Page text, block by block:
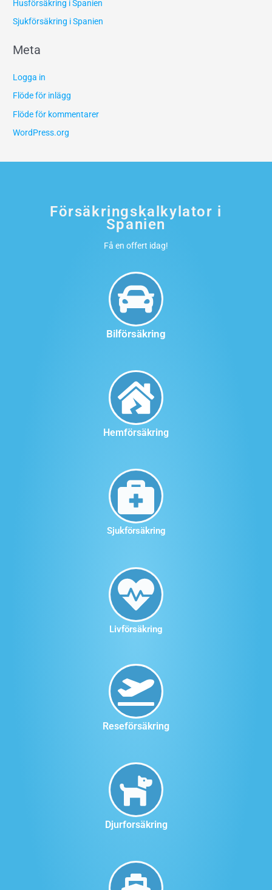
Husförsäkring i Spanien
Sjukförsäkring i Spanien
Meta
Logga in
Flöde för inlägg
Flöde för kommentarer
WordPress.org
Försäkringskalkylator i
Spanien
Få en offert idag!
Bilförsäkring
Hemförsäkring
Sjukförsäkring
Livförsäkring
Reseförsäkring
Djurforsäkring